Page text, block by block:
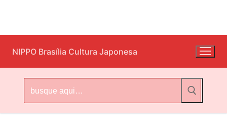
para
o
conteúdo
NIPPO Brasília Cultura Japonesa
por: